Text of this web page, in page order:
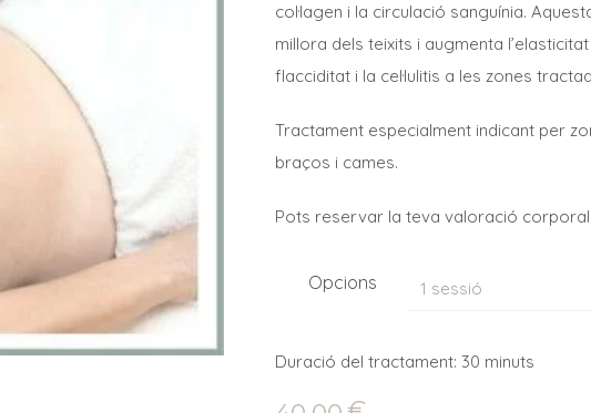
col·lagen i la circulació sanguínia.
millora dels teixits i augmenta
flacciditat i la cel·lulitis a les zones
Tractament especialment indicant per
braços i cames.
Pots reservar la teva valoració
Opcions
Duració del tractament: 30 minuts